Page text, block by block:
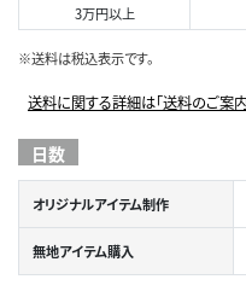
3万円以上
※送料は税込表示です。
送料に関する詳細は「送料のご案内
日数
オリジナルアイテム制作
無地アイテム購入